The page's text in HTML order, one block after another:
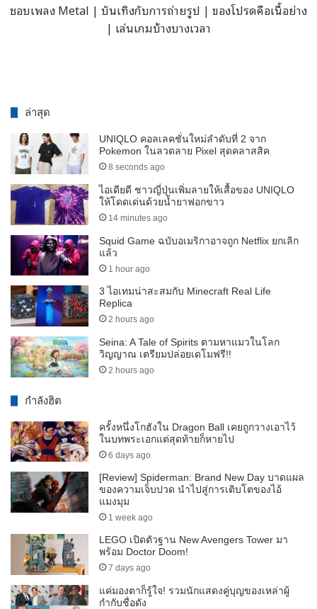
ชอบเพลง Metal | บันเทิงกับการถ่ายรูป | ของโปรดคือเนื้อย่าง
| เล่นเกมบ้างบางเวลา
ล่าสุด
UNIQLO คอลเลคชั่นใหม่ลำดับที่ 2 จาก
Pokemon ในลวดลาย Pixel สุดคลาสสิค
8 seconds ago
ไอเดียดี ชาวญี่ปุ่นเพิ่มลายให้เสื้อของ UNIQLO
ให้โดดเด่นด้วยน้ำยาฟอกขาว
14 minutes ago
Squid Game ฉบับอเมริกาอาจถูก Netflix ยกเลิก
แล้ว
1 hour ago
3 ไอเทมน่าสะสมกับ Minecraft Real Life
Replica
2 hours ago
Seina: A Tale of Spirits ตามหาแมวในโลก
วิญญาณ เตรียมปล่อยเดโมฟรี!!
2 hours ago
กำลังฮิต
ครั้งหนึ่งโกฮังใน Dragon Ball เคยถูกวางเอาไว้
ในบทพระเอกแต่สุดท้ายก็หายไป
6 days ago
[Review] Spiderman: Brand New Day บาดแผล
ของความเจ็บปวด นำไปสู่การเติบโตของไอ้
แมงมุม
1 week ago
LEGO เปิดตัวฐาน New Avengers Tower มา
พร้อม Doctor Doom!
7 days ago
แค่มองตาก็รู้ใจ! รวมนักแสดงคู่บุญของเหล่าผู้
กำกับชื่อดัง